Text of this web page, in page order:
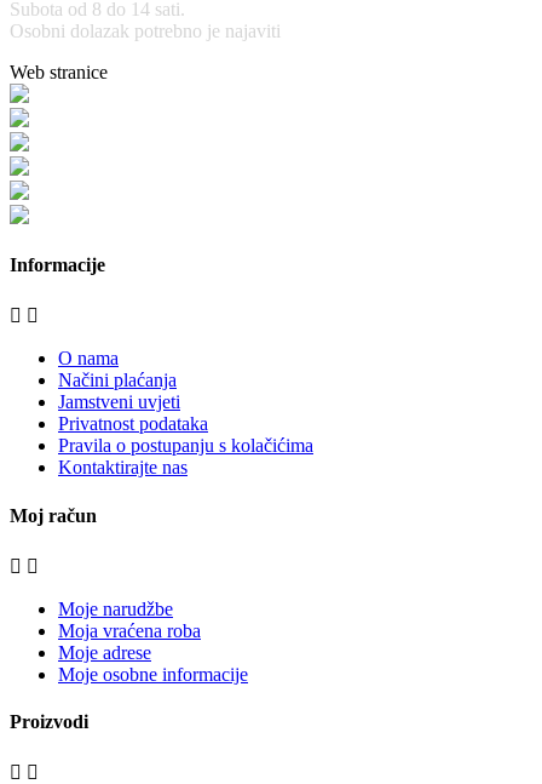
Subota od 8 do 14 sati.
Osobni dolazak potrebno je najaviti
Web stranice
Informacije
 
O nama
Načini plaćanja
Jamstveni uvjeti
Privatnost podataka
Pravila o postupanju s kolačićima
Kontaktirajte nas
Moj račun
 
Moje narudžbe
Moja vraćena roba
Moje adrese
Moje osobne informacije
Proizvodi
 